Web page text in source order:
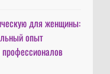
для женщины:
опыт